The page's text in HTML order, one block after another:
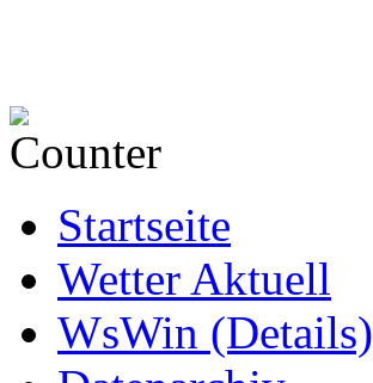
Startseite
Wetter Aktuell
WsWin (Details)